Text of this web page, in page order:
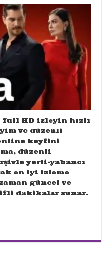
full HD izleyin hızlı
ve düzenli
keyfini
düzenli
yerli-yabancı
en iyi izleme
güncel ve
dakikalar sunar.